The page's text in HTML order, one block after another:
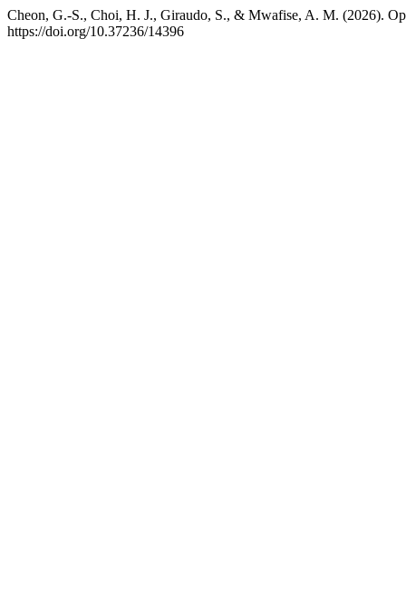
Cheon, G.-S., Choi, H. J., Giraudo, S., & Mwafise, A. M. (2026).
https://doi.org/10.37236/14396